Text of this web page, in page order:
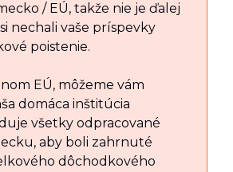
/ EÚ, takže nie je ďalej
nechali vaše príspevky
poistenie.
EÚ, môžeme vám
domáca inštitúcia
všetky odpracované
aby boli zahrnuté
dôchodkového